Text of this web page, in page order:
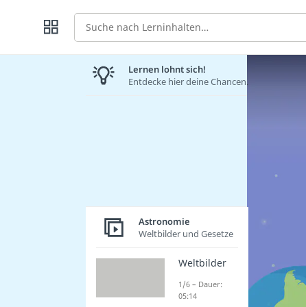
Suche
Lernen lohnt sich!
Entdecke hier deine Chancen.
Astronomie
Weltbilder und Gesetze
Weltbilder
1/6 – Dauer:
05:14